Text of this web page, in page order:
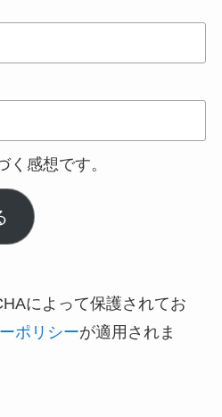
感想です。
によって保護されてお
ポリシーが適用されま